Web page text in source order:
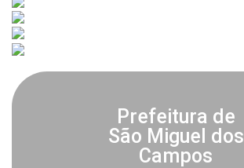
Prefeitura de
São Miguel dos
Campos